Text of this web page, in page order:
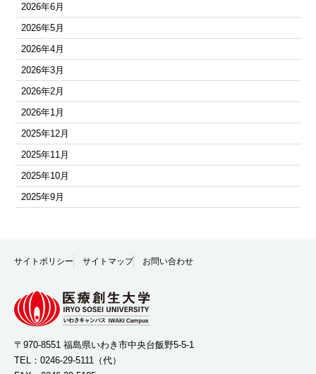
2026年6月
2026年5月
2026年4月
2026年3月
2026年2月
2026年1月
2025年12月
2025年11月
2025年10月
2025年9月
2025年6月
2025年4月
2025年3月
2025年2月
2025年1月
サイトポリシー サイトマップ お問い合わせ
〒970-8551 福島県いわき市中央台飯野5-5-1
TEL： 0246-29-5111 （代）